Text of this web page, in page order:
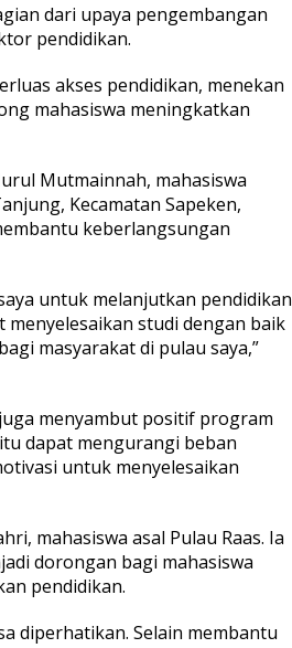
dari upaya pengembangan
pendidikan.
akses pendidikan, menekan
mahasiswa meningkatkan
Mutmainnah, mahasiswa
Kecamatan Sapeken,
keberlangsungan
untuk melanjutkan pendidikan
menyelesaikan studi dengan baik
masyarakat di pulau saya,”
menyambut positif program
dapat mengurangi beban
untuk menyelesaikan
mahasiswa asal Pulau Raas. Ia
dorongan bagi mahasiswa
pendidikan.
diperhatikan. Selain membantu